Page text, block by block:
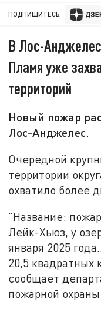
ПОДПИШИТЕСЬ:
В Лос-
Пламя уже
территорий
Новый пожар
Лос-Анджелес.
Очередной
территории
охватило более
"Название:
Лейк-Хьюз, у
января 2025
20,5 квадратных
сообщает
пожарной